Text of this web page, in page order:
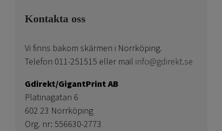
Kontakta oss
Vi finns bakom skärmen i Norrköping.
Telefon 011-251515 eller mail info@gdirekt.se
Gdirekt/GigantPrint AB
Platinagatan 6
602 23 Norrköping
Org. nr: 556630-2773